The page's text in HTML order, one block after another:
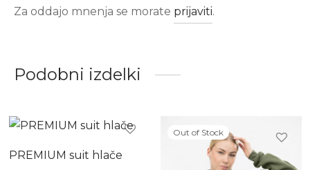
Za oddajo mnenja se morate prijaviti.
Podobni izdelki
PREMIUM suit hlače
Out of Stock